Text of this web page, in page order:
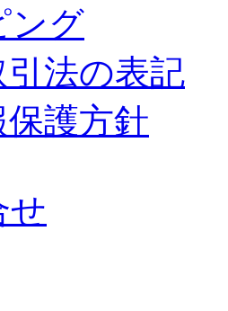
ング
法の表記
護方針
せ